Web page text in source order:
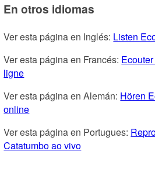
En otros idiomas
Ver esta página en Inglés: Listen
Ver esta página en Francés:
ligne
Ver esta página en Alemán: Hören
online
Ver esta página en Portugues:
Catatumbo ao vivo